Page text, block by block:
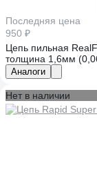
Последняя цена
950 ₽
Цепь пильная
толщина 1,6мм
Аналоги
Нет в наличии